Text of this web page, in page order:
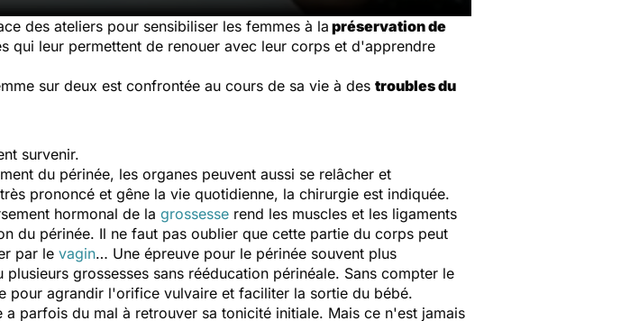
des ateliers pour sensibiliser les femmes à la préservation de
qui leur permettent de renouer avec leur corps et d'apprendre
sur deux est confrontée au cours de sa vie à des troubles du
survenir.
du périnée, les organes peuvent aussi se relâcher et
prononcé et gêne la vie quotidienne, la chirurgie est indiquée.
hormonal de la grossesse rend les muscles et les ligaments
du périnée. Il ne faut pas oublier que cette partie du corps peut
par le vagin… Une épreuve pour le périnée souvent plus
grossesses sans rééducation périnéale. Sans compter le
pour agrandir l'orifice vulvaire et faciliter la sortie du bébé.
parfois du mal à retrouver sa tonicité initiale. Mais ce n'est jamais